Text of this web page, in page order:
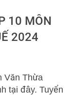
10 MÔN
2024
Văn Thừa
tại đây. Tuyển